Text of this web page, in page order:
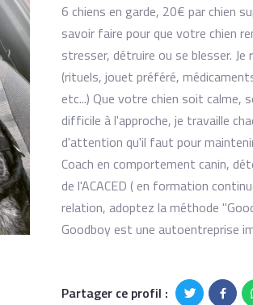
6 chiens en garde, 20€ par chien
savoir faire pour que votre chien
stresser, détruire ou se blesser.
(rituels, jouet préféré,
etc...) Que votre chien soit
difficile à l'approche, je travaille
d'attention qu'il faut pour
Coach en comportement canin,
de l'ACACED ( en formation
relation, adoptez la méthode
Goodboy est une autoentreprise
Partager ce profil :